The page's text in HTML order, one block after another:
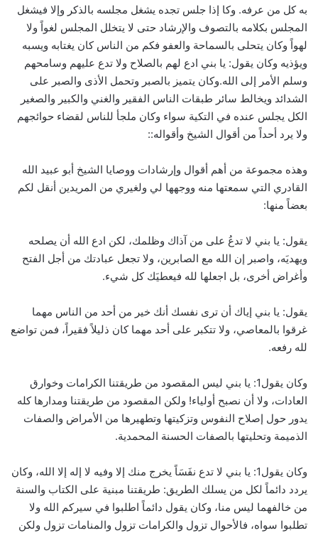
به كل من عرفه. وكا إذا جلس تجده يشغل مجلسه بالذكر وإلا فيشغل
المجلس بكلامه بالتصوف والإرشاد حتى لا يتخلل المجلس لغواً ولا
لهواً وكان يتحلى بالسماحة والعفو فكم من الناس كان يغتابه ويسبه
ويؤذيه وكان يقول: يا بني ادع لهم بالصلاح ولا تدع عليهم وسامحهم
وسلم الأمر إلى الله.وكان يتميز بالصبر وتحمل الأذى والصبر على
الشدائد ويخالط سائر طبقات الناس الفقير والغني والكبير والصغير
الكل يجلس عنده في التكية سواء وكان ملجأ للناس لقضاء حوائجهم
ولا يرد أحداً من أقوال الشيخ وأقواله::
وهذه مجموعة من أهم أقوال وإرشادات ووصايا الشيخ أبو عبيد الله
القادري التي سمعتها منه ووجهها لي ولغيري من المريدين أنقل لكم
بعضاً منها:
يقول: يا بني لا تدعُ على من آذاك وظلمك، لكن ادع الله أن يصلحه
ويهديَه، واصبر إن الله مع الصابرين، ولا تجعل عبادتك من أجل الفتح
وأغراض أخرى، بل اجعلها لله فيعطيَك كل شيء.
يقول: يا بني إياك أن ترى نفسك أنك خير من أحد من الناس مهما
غرقوا بالمعاصي، ولا تتكبر على أحد مهما كان ذليلاً فقيراً، فمن تواضع
لله رفعه.
وكان يقول1: يا بني ليس المقصود من طريقتنا الكرامات وخوارق
العادات، ولا أن نصبح أولياء! ولكن المقصود من طريقتنا ومدارها كله
يدور حول إصلاح النفوس وتزكيتها وتطهيرها من الأمراض والصفات
الذميمة وتحليتها بالصفات الحسنة المحمدية.
وكان يقول1: يا بني لا تدع نفَسَاً يخرج منك إلا وفيه لا إله إلا الله، وكان
يردد دائماً لكل من يسلك الطريق: طريقتنا مبنية على الكتاب والسنة
من خالفهما ليس منا، وكان يقول دائماً اطلبوا في سيركم الله ولا
تطلبوا سواه، فالأحوال تزول والكرامات تزول والمنامات تزول ولكن